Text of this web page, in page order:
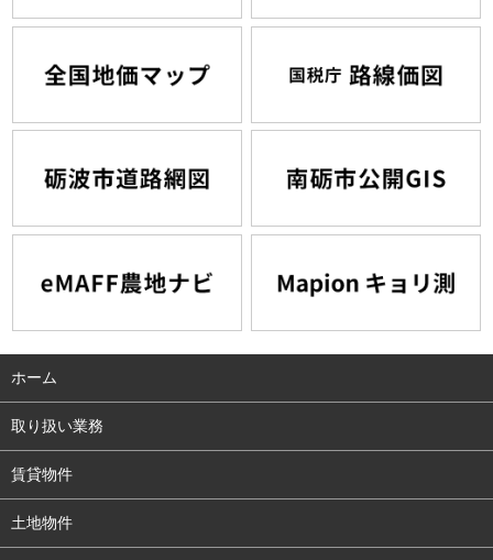
ホーム
取り扱い業務
賃貸物件
土地物件